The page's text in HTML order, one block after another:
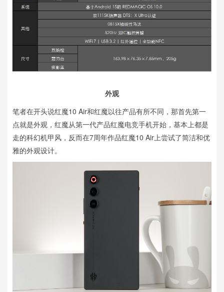
外观
笔者在开头说红魔10 Air和红魔以往产品有所不同，那首先第一
点就是外观，红魔从第一代产品红魔电竞手机开始，基本上都是
走的科幻机甲风，反而在7周年作品红魔10 Air上尝试了简洁和优
雅的外观设计。